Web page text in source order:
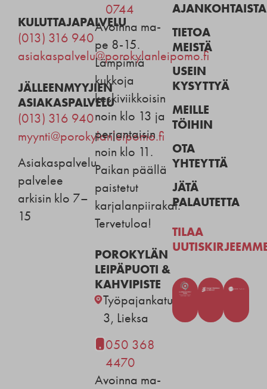
KULUTTAJAPALVELU
(013) 316 940
asiakaspalvelu@porokylanleipomo.fi
JÄLLEENMYYJIEN
ASIAKASPALVELU
(013) 316 940
myynti@porokylanleipomo.fi
Asiakaspalvelu
palvelee
arkisin klo 7–
15
0744
Avoinna ma-
pe 8-15.
Lämpimiä
kukkoja
keskiviikkoisin
noin klo 13 ja
perjantaisin
noin klo 11.
Paikan päällä
paistetut
karjalanpiirakat.
Tervetuloa!
POROKYLÄN
LEIPÄPUOTI &
KAHVIPISTE
Työpajankatu
3, Lieksa
050 368
4470
Avoinna ma-
AJANKOHTAISTA
TIETOA
MEISTÄ
USEIN
KYSYTTYÄ
MEILLE
TÖIHIN
OTA
YHTEYTTÄ
JÄTÄ
PALAUTETTA
TILAA